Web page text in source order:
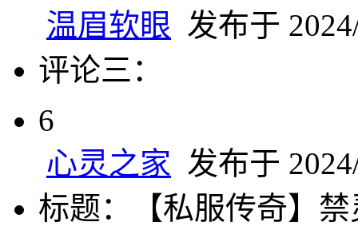
温眉软眼 发布于
评论三：
6
心灵之家 发布于
标题：【私服传奇】